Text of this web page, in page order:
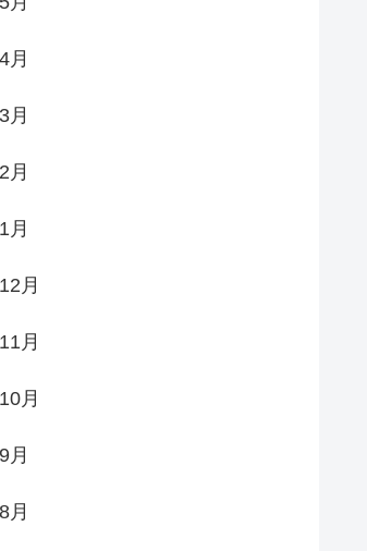
月
月
月
月
月
月
月
月
月